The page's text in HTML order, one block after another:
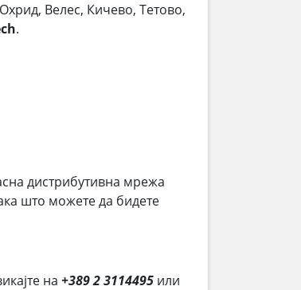
Велес, Кичево, Тетово,
.
дистрибутивна мрежа
што можете да бидете
на +389 2 3114495 или